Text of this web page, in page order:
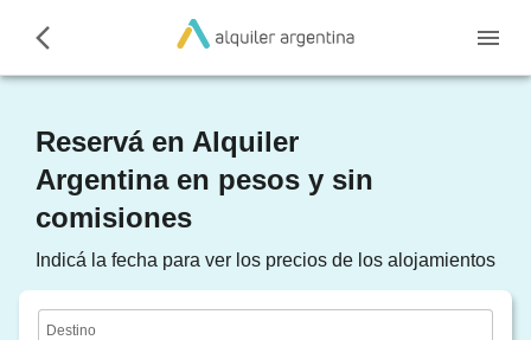
Reservá en Alquiler
Argentina en pesos y sin
comisiones
Indicá la fecha para ver los precios de los alojamientos
Destino